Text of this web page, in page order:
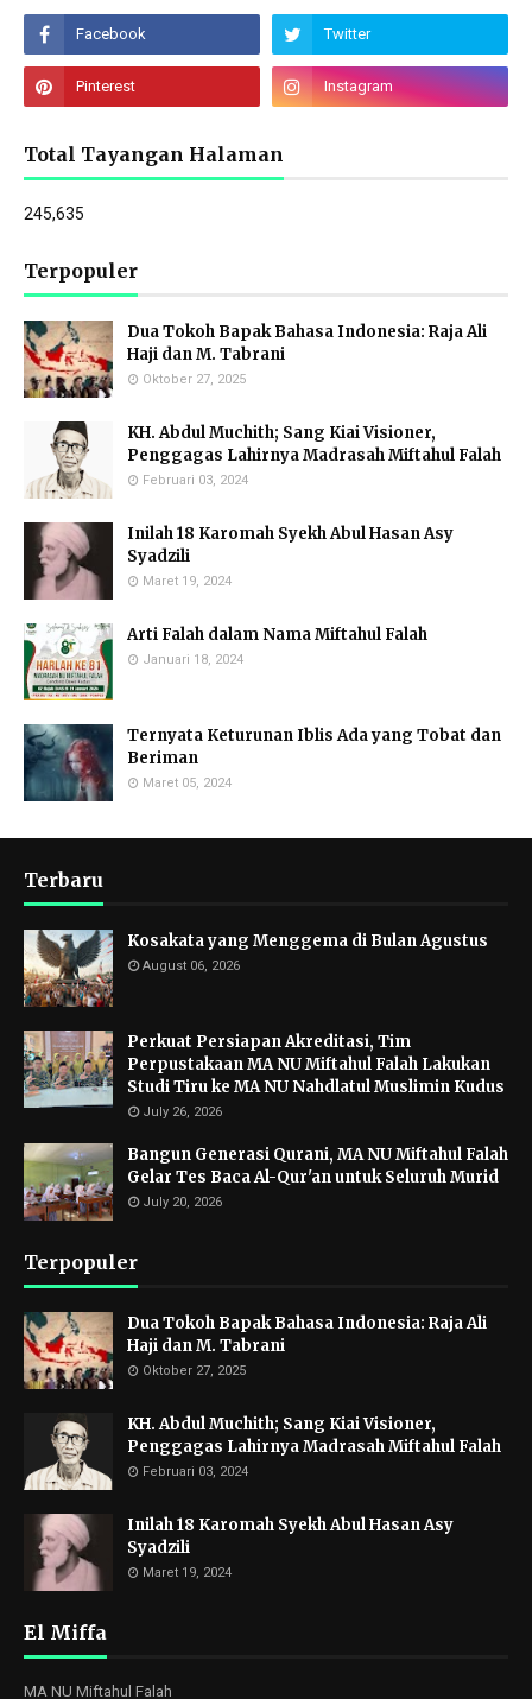
Total Tayangan Halaman
245,635
Terpopuler
Dua Tokoh Bapak Bahasa Indonesia: Raja Ali
Haji dan M. Tabrani
Oktober 27, 2025
KH. Abdul Muchith; Sang Kiai Visioner,
Penggagas Lahirnya Madrasah Miftahul Falah
Februari 03, 2024
Inilah 18 Karomah Syekh Abul Hasan Asy
Syadzili
Maret 19, 2024
Arti Falah dalam Nama Miftahul Falah
Januari 18, 2024
Ternyata Keturunan Iblis Ada yang Tobat dan
Beriman
Maret 05, 2024
Terbaru
Kosakata yang Menggema di Bulan Agustus
August 06, 2026
Perkuat Persiapan Akreditasi, Tim
Perpustakaan MA NU Miftahul Falah Lakukan
Studi Tiru ke MA NU Nahdlatul Muslimin Kudus
July 26, 2026
Bangun Generasi Qurani, MA NU Miftahul Falah
Gelar Tes Baca Al-Qur'an untuk Seluruh Murid
July 20, 2026
Terpopuler
Dua Tokoh Bapak Bahasa Indonesia: Raja Ali
Haji dan M. Tabrani
Oktober 27, 2025
KH. Abdul Muchith; Sang Kiai Visioner,
Penggagas Lahirnya Madrasah Miftahul Falah
Februari 03, 2024
Inilah 18 Karomah Syekh Abul Hasan Asy
Syadzili
Maret 19, 2024
El Miffa
MA NU Miftahul Falah